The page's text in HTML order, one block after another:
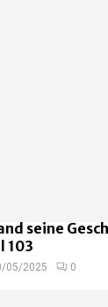
seine
103
05/2025 0